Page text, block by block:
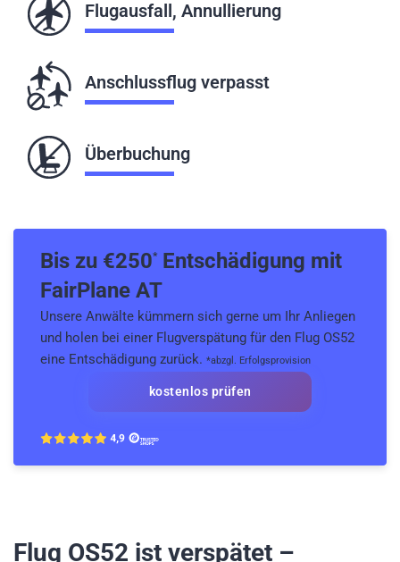
Flugausfall, Annullierung
Anschlussflug verpasst
Überbuchung
Bis zu €250*Entschädigung mit
FairPlane AT
Unsere Anwälte kümmern sich gerne um Ihr Anliegen
und holen bei einer Flugverspätung für den Flug OS52
eine Entschädigung zurück. *abzgl. Erfolgsprovision
kostenlos prüfen
Flug OS52 ist verspätet –